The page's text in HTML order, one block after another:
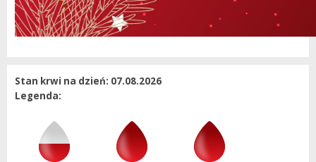
Stan krwi na dzień: 07.08.2026
Legenda: